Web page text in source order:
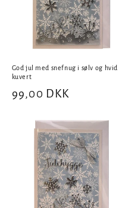
God jul med snefnug i sølv og hvid
kuvert
Normalpris
99,00 DKK